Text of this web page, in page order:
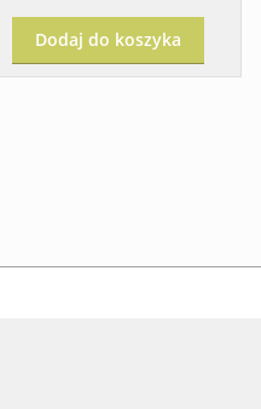
Dodaj do koszyka